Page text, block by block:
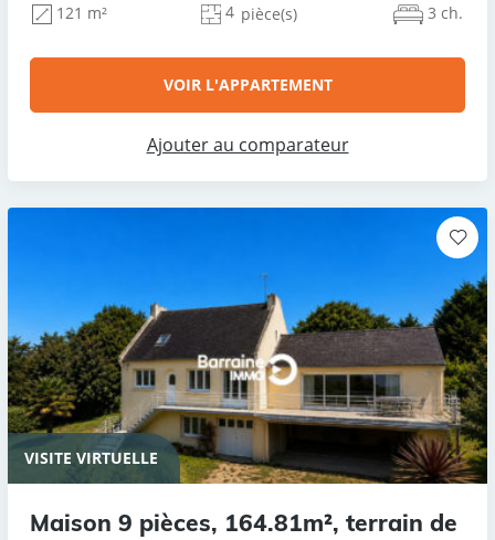
121 m² 4 pièce(s) 3 ch.
VOIR L'APPARTEMENT
Ajouter au comparateur
VISITE VIRTUELLE
Maison 9 pièces, 164.81m², terrain de